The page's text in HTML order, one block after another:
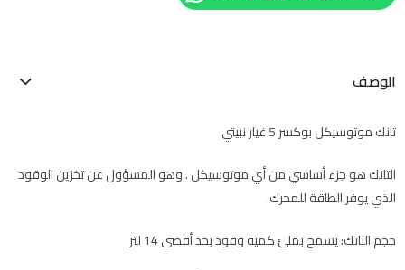
الوصف
تانك موتوسيكل بوكسر 5 غيار نبيتي
التانك هو جزء أساسي من أي موتوسيكل . وهو المسؤول عن تخزين الوقود
الذي يوفر الطاقة للمحرك.
حجم التانك: يسمح بملئ كمية وقود بحد أقصى 14 لتر